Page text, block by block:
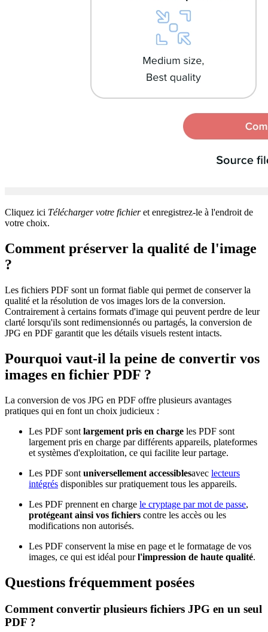
Cliquez ici Télécharger votre fichieret enregistrez-le à l'endroit de
votre choix.
Comment préserver la qualité de l'image
?
Les fichiers PDF sont un format fiable qui permet de conserver la
qualité et la résolution de vos images lors de la conversion.
Contrairement à certains formats d'image qui peuvent perdre de leur
clarté lorsqu'ils sont redimensionnés ou partagés, la conversion de
JPG en PDF garantit que les détails visuels restent intacts.
Pourquoi vaut-il la peine de convertir vos
images en fichier PDF ?
La conversion de vos JPG en PDF offre plusieurs avantages
pratiques qui en font un choix judicieux :
Les PDF sont largement pris en charge les PDF sont
largement pris en charge par différents appareils, plateformes
et systèmes d'exploitation, ce qui facilite leur partage.
Les PDF sont universellement accessiblesavec lecteurs
intégrés disponibles sur pratiquement tous les appareils.
Les PDF prennent en charge le cryptage par mot de passe,
protégeant ainsi vos fichiers contre les accès ou les
modifications non autorisés.
Les PDF conservent la mise en page et le formatage de vos
images, ce qui est idéal pourl'impression de haute qualité.
Questions fréquemment posées
Comment convertir plusieurs fichiers JPG en un seul
PDF ?